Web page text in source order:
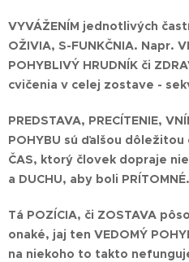
VYVÁŽENÍM jednotlivých
OŽIVIA, S-FUNKČNIA. Napr.
POHYBLIVÝ HRUDNÍK či
cvičenia v celej zostave -
PREDSTAVA, PRECÍTENIE,
POHYBU sú ďalšou dôležitou
ČAS, ktorý človek dopraje
a DUCHU, aby boli PRÍTOMNÉ.
Tá POZÍCIA, či ZOSTAVA
onaké, jaj ten VEDOMÝ
na niekoho to takto